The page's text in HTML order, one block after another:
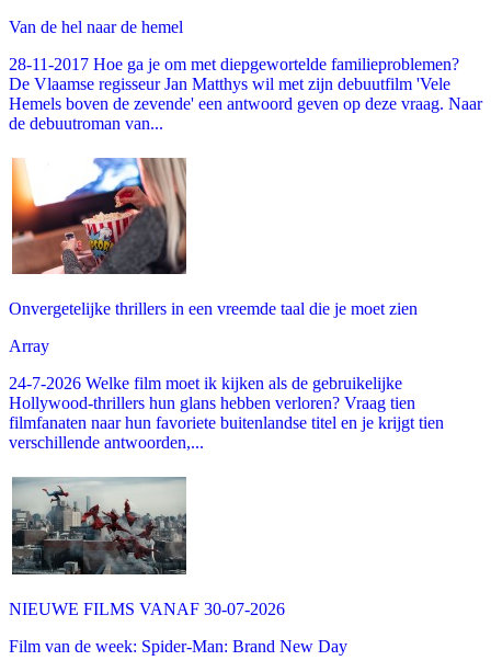
Van de hel naar de hemel
28-11-2017 Hoe ga je om met diepgewortelde familieproblemen?
De Vlaamse regisseur Jan Matthys wil met zijn debuutfilm 'Vele
Hemels boven de zevende' een antwoord geven op deze vraag. Naar
de debuutroman van...
Onvergetelijke thrillers in een vreemde taal die je moet zien
Array
24-7-2026 Welke film moet ik kijken als de gebruikelijke
Hollywood-thrillers hun glans hebben verloren? Vraag tien
filmfanaten naar hun favoriete buitenlandse titel en je krijgt tien
verschillende antwoorden,...
NIEUWE FILMS VANAF 30-07-2026
Film van de week: Spider-Man: Brand New Day